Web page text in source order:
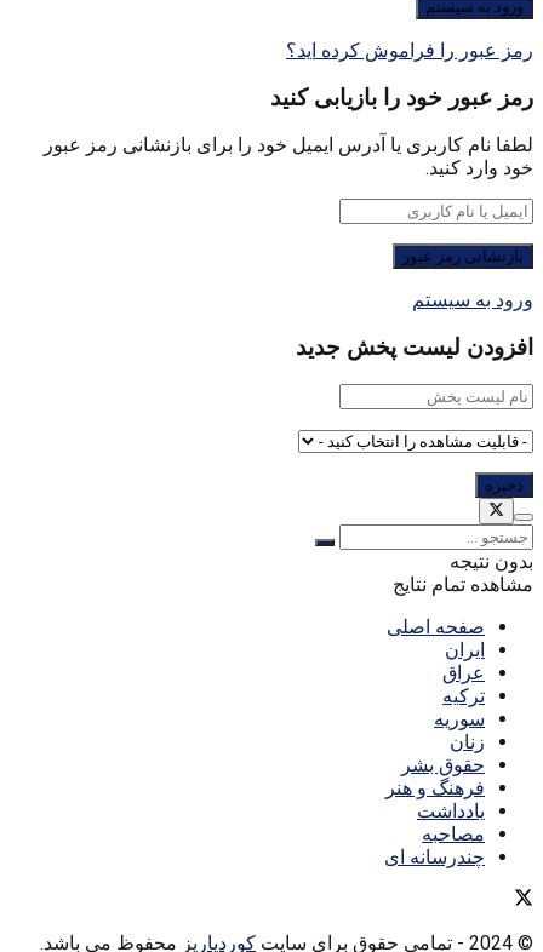
رمز عبور را فراموش کرده اید؟
رمز عبور خود را بازیابی کنید
لطفا نام کاربری یا آدرس ایمیل خود را برای بازنشانی رمز عبور
خود وارد کنید.
ورود به سیستم
افزودن لیست پخش جدید
بدون نتیجه
مشاهده تمام نتایج
صفحه اصلی
ایران
عراق
ترکیه
سوریه
زنان
حقوق بشر
فرهنگ و هنر
یادداشت
مصاحبه
چندرسانه ای
© 2024 - تمامی حقوق برای سایت کوردپاریز محفوظ می باشد.